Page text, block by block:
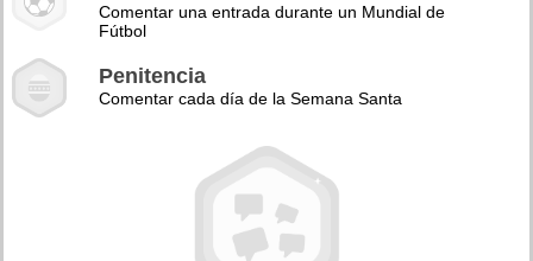
Comentar una entrada durante un Mundial de
Fútbol
Penitencia
Comentar cada día de la Semana Santa